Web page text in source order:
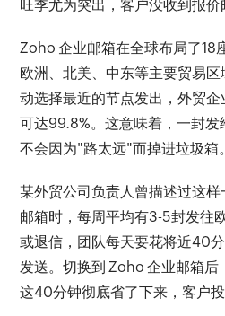
旺季尤为突出，客户没收到报价
Zoho 企业邮箱在全球布局了18
欧洲、北美、中东等主要贸易
动选择最近的节点发出，外贸
可达99.8%。这意味着，一封发
不会因为"路太远"而掉进垃圾箱。
某外贸公司负责人曾描述过这
邮箱时，每周平均有3-5封发往
或退信，团队每天要花将近40
发送。切换到 Zoho 企业邮箱后
这40分钟彻底省了下来，客户投